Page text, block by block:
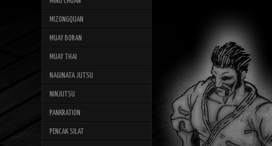
MIZONGQUAN
MUAY BORAN
MUAY THAI
NAGINATA JUTSU
NINJUTSU
PANKRATION
PENCAK SILAT